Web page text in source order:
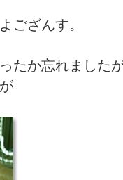
ござんす。
たか忘れました